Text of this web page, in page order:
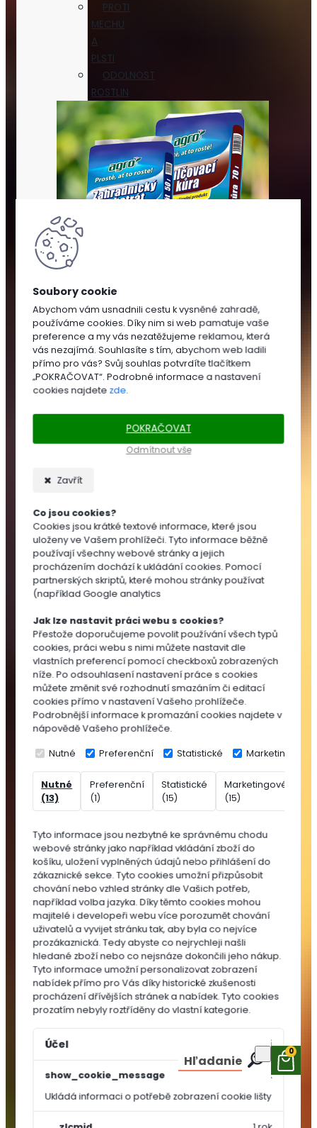
Abychom vám usnadnili cestu k vysněné zahradě,
používáme cookies. Díky nim si web pamatuje vaše
preference a my vás nezatěžujeme reklamou, která
vás nezajímá. Souhlasíte s tím, abychom web ladili
přímo pro vás? Svůj souhlas potvrdíte tlačítkem
„POKRAČOVAT“. Podrobné informace a nastavení
cookies najdete zde.
Odmítnout vše
POKRAČOVAT
Zavřít
Co jsou cookies?
Cookies jsou krátké textové informace, které jsou
uloženy ve Vašem prohlížeči. Tyto informace běžně
používají všechny webové stránky a jejich
procházením dochází k ukládání cookies. Pomocí
partnerských skriptů, které mohou stránky používat
(například Google analytics
Jak lze nastavit práci webu s cookies?
Přestože doporučujeme povolit používání všech typů
cookies, práci webu s nimi můžete nastavit dle
vlastních preferencí pomocí checkboxů zobrazených
níže. Po odsouhlasení nastavení práce s cookies
můžete změnit své rozhodnutí smazáním či editací
cookies přímo v nastavení Vašeho prohlížeče.
Podrobnější informace k promazání cookies najdete v
nápovědě Vašeho prohlížeče.
Nutné Preferenční Statistické Marketingové
Nutné
(13)
Preferenční
(1)
Statistické
(15)
Marketingové
(15)
Tyto informace jsou nezbytné ke správnému chodu
webové stránky jako například vkládání zboží do
košíku, uložení vyplněných údajů nebo přihlášení do
zákaznické sekce. Tyto cookies umožní přizpůsobit
chování nebo vzhled stránky dle Vašich potřeb,
například volba jazyka. Díky těmto cookies mohou
majitelé i developeři webu více porozumět chování
uživatelů a vyvijet stránku tak, aby byla co nejvíce
prozákaznická. Tedy abyste co nejrychleji našli
hledané zboží nebo co nejsnáze dokončili jeho nákup.
Tyto informace umožní personalizovat zobrazení
nabídek přímo pro Vás díky historické zkušenosti
procházení dřívějších stránek a nabídek. Tyto cookies
prozatím nebyly roztříděny do vlastní kategorie.
Účel Vypršení
show_cookie_message
Ukládá informaci o potřebě zobrazení cookie lišty
1 rok
PROTI
MECHU
A
PLSTI
ODOLNOST
ROSTLIN
SUBSTRÁTY
MULČOVÁNÍ
SUBSTRÁTY
Zahradnické
substráty
výsev
a
množení
Substráty
pro
pokojovky
Substráty
pro
balkónovky
Substráty
pro
okrasné
dřeviny
Speciální
substráty
Rašelina
Přísady
substrátů
MULČOVACÍ
KŮRA
SEMÍNKA
Hľadanie
0